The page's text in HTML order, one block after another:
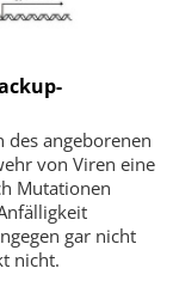
des angeborenen
von Viren eine
Mutationen
gar nicht
nicht.